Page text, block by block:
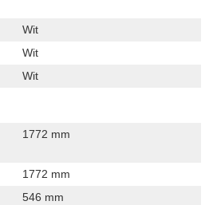
Wit
Wit
Wit
1772 mm
1772 mm
546 mm